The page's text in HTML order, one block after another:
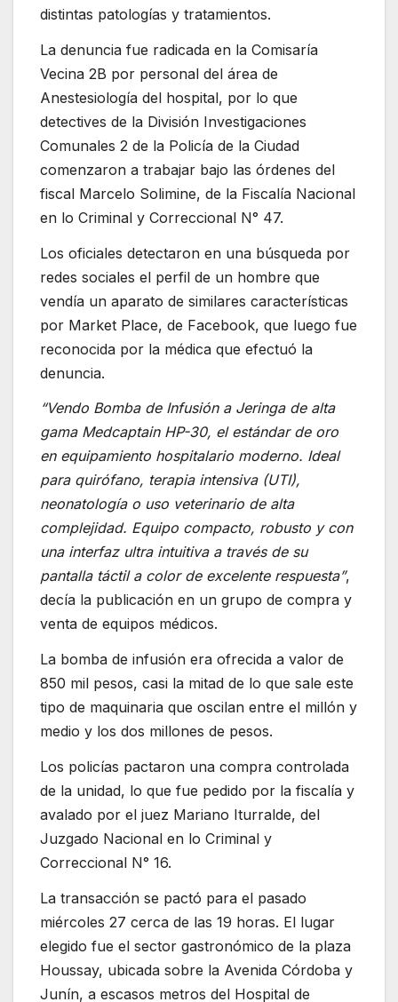
distintas patologías y tratamientos.
La denuncia fue radicada en la Comisaría
Vecina 2B por personal del área de
Anestesiología del hospital, por lo que
detectives de la División Investigaciones
Comunales 2 de la Policía de la Ciudad
comenzaron a trabajar bajo las órdenes del
fiscal Marcelo Solimine, de la Fiscalía Nacional
en lo Criminal y Correccional N° 47.
Los oficiales detectaron en una búsqueda por
redes sociales el perfil de un hombre que
vendía un aparato de similares características
por Market Place, de Facebook, que luego fue
reconocida por la médica que efectuó la
denuncia.
“Vendo Bomba de Infusión a Jeringa de alta
gama Medcaptain HP-30, el estándar de oro
en equipamiento hospitalario moderno. Ideal
para quirófano, terapia intensiva (UTI),
neonatología o uso veterinario de alta
complejidad. Equipo compacto, robusto y con
una interfaz ultra intuitiva a través de su
pantalla táctil a color de excelente respuesta”,
decía la publicación en un grupo de compra y
venta de equipos médicos.
La bomba de infusión era ofrecida a valor de
850 mil pesos, casi la mitad de lo que sale este
tipo de maquinaria que oscilan entre el millón y
medio y los dos millones de pesos.
Los policías pactaron una compra controlada
de la unidad, lo que fue pedido por la fiscalía y
avalado por el juez Mariano Iturralde, del
Juzgado Nacional en lo Criminal y
Correccional N° 16.
La transacción se pactó para el pasado
miércoles 27 cerca de las 19 horas. El lugar
elegido fue el sector gastronómico de la plaza
Houssay, ubicada sobre la Avenida Córdoba y
Junín, a escasos metros del Hospital de